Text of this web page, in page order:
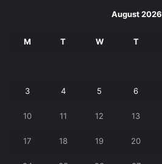
August 2026
M T W T
3 4 5 6
10 11 12 13
17 18 19 20